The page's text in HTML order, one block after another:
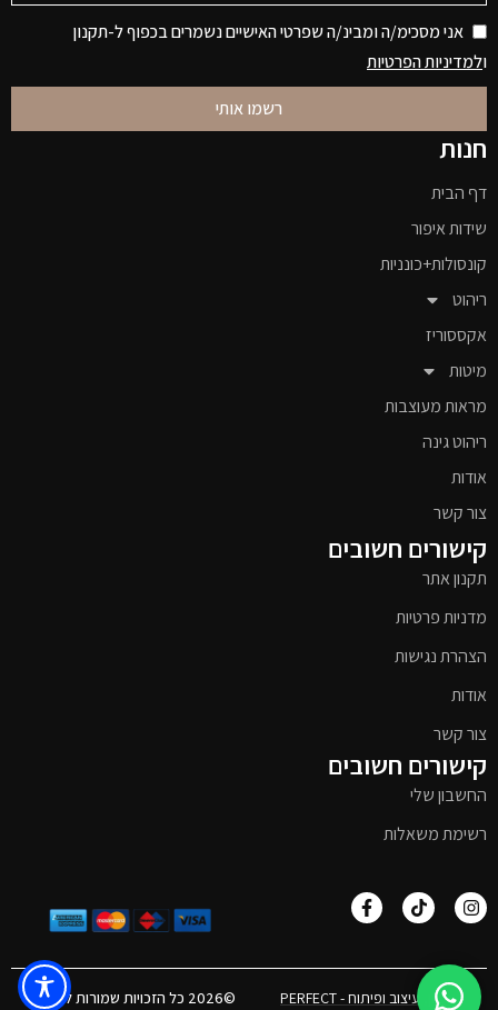
אני מסכימ/ה ומבינ/ה שפרטי האישיים נשמרים בכפוף ל-תקנון
ולמדיניות הפרטיות
רשמו אותי
חנות
דף הבית
שידות איפור
קונסולות+כונניות
ריהוט
אקססוריז
מיטות
מראות מעוצבות
ריהוט גינה
אודות
צור קשר
קישורים חשובים
תקנון אתר
מדניות פרטיות
הצהרת נגישות
אודות
צור קשר
קישורים חשובים
החשבון שלי
רשימת משאלות
אפיון, עיצוב ופיתוח - PERFECT ©2026 כל הזכויות שמורות לטימבר